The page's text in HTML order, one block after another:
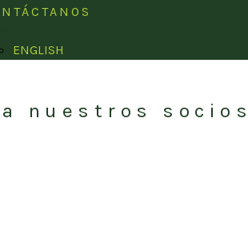
ENGLISH
a nuestros